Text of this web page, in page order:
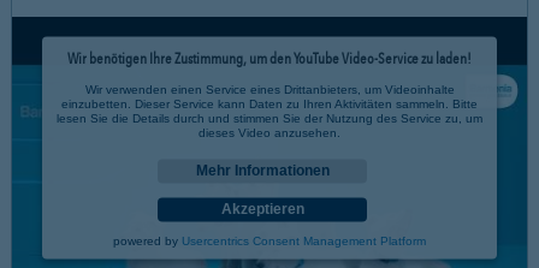
Wir benötigen Ihre Zustimmung, um den YouTube Video-Service zu laden!
Wir verwenden einen Service eines Drittanbieters, um Videoinhalte
einzubetten. Dieser Service kann Daten zu Ihren Aktivitäten sammeln. Bitte
lesen Sie die Details durch und stimmen Sie der Nutzung des Service zu, um
dieses Video anzusehen.
Mehr Informationen
Akzeptieren
powered by Usercentrics Consent Management Platform